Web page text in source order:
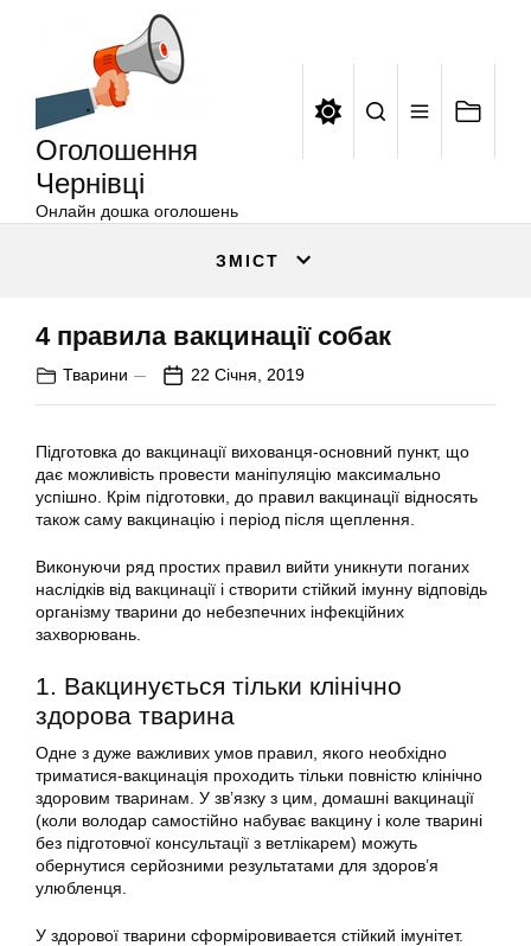
Оголошення
Чернівці
Онлайн дошка оголошень
ЗМІСТ
4 правила вакцинації собак
Тварини 22 Січня, 2019
Підготовка до вакцинації вихованця-основний пункт, що
дає можливість провести маніпуляцію максимально
успішно. Крім підготовки, до правил вакцинації відносять
також саму вакцинацію і період після щеплення.
Виконуючи ряд простих правил вийти уникнути поганих
наслідків від вакцинації і створити стійкий імунну відповідь
організму тварини до небезпечних інфекційних
захворювань.
1. Вакцинується тільки клінічно
здорова тварина
Одне з дуже важливих умов правил, якого необхідно
триматися-вакцинація проходить тільки повністю клінічно
здоровим тваринам. У зв’язку з цим, домашні вакцинації
(коли володар самостійно набуває вакцину і коле тварині
без підготовчої консультації з ветлікарем) можуть
обернутися серйозними результатами для здоров’я
улюбленця.
У здорової тварини сформіровивается стійкий імунітет.